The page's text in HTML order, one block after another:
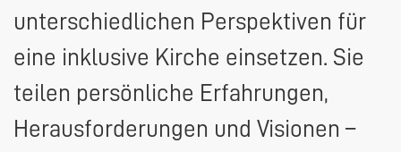
unterschiedlichen Perspektiven für
eine inklusive Kirche einsetzen. Sie
teilen persönliche Erfahrungen,
Herausforderungen und Visionen –